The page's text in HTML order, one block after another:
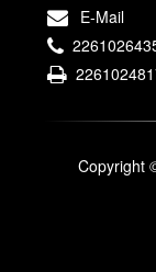
E-Mail
Copyright